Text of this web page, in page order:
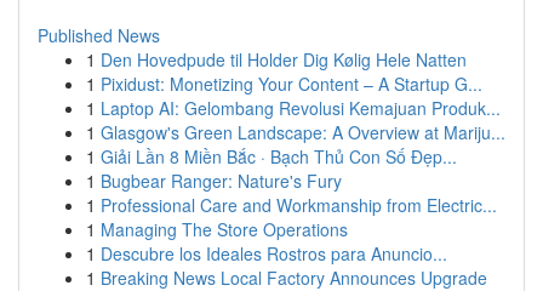
Published News
1 Den Hovedpude til Holder Dig Kølig Hele Natten
1 Pixidust: Monetizing Your Content – A Startup G...
1 Laptop AI: Gelombang Revolusi Kemajuan Produk...
1 Glasgow's Green Landscape: A Overview at Mariju...
1 Giải Lần 8 Miền Bắc · Bạch Thủ Con Số Đẹp...
1 Bugbear Ranger: Nature's Fury
1 Professional Care and Workmanship from Electric...
1 Managing The Store Operations
1 Descubre los Ideales Rostros para Anuncio...
1 Breaking News Local Factory Announces Upgrade